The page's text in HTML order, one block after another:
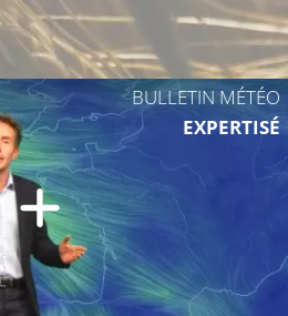
24°C
BULLETIN MÉTÉO
EXPERTISÉ